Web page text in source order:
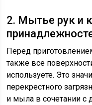
2. Мытье рук и
Перед
также все
используете. Это
перекрестного
и мыла в сочетании